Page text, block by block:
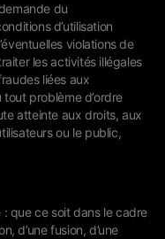
du
d’utilisation
violations de
les activités illégales
liées aux
problème d’ordre
atteinte aux droits, aux
ou le public,
: que ce soit dans le cadre
d’une fusion, d’une